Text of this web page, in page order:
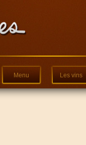
Menu Les vins